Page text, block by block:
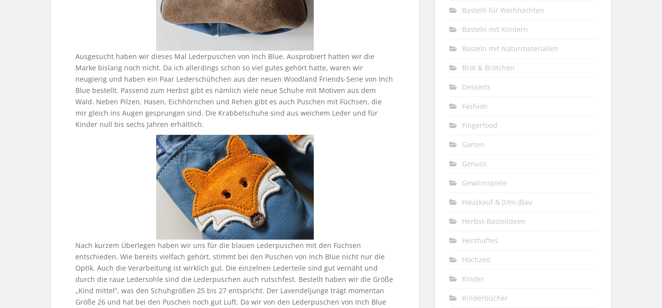
Ausgesucht haben wir dieses Mal Lederpuschen von Inch Blue. Ausprobiert hatten wir die
Marke bislang noch nicht. Da ich allerdings schon so viel gutes gehört hatte, waren wir
neugierig und haben ein Paar Lederschühchen aus der neuen Woodland Friends-Serie von Inch
Blue bestellt. Passend zum Herbst gibt es nämlich viele neue Schuhe mit Motiven aus dem
Wald. Neben Pilzen, Hasen, Eichhörnchen und Rehen gibt es auch Puschen mit Füchsen, die
mir gleich ins Augen gesprungen sind. Die Krabbelschuhe sind aus weichem Leder und für
Kinder null bis sechs Jahren erhältlich.
Nach kurzem Überlegen haben wir uns für die blauen Lederpuschen mit den Füchsen
entschieden. Wie bereits vielfach gehört, stimmt bei den Puschen von Inch Blue nicht nur die
Optik. Auch die Verarbeitung ist wirklich gut. Die einzelnen Lederteile sind gut vernäht und
durch die raue Ledersohle sind die Lederpuschen auch rutschfest. Bestellt haben wir die Größe
„Kind mittel“, was den Schuhgrößen 25 bis 27 entspricht. Der Lavendeljunge trägt momentan
Größe 26 und hat bei den Puschen noch gut Luft. Da wir von den Lederpuschen von Inch Blue
Basteln für Weihnachten
Basteln mit Kindern
Basteln mit Naturmaterialien
Brot & Brötchen
Desserts
Fashion
Fingerfood
Garten
Genuss
Gewinnspiele
Hauskauf & (Um-)Bau
Herbst-Bastelideen
Herzhaftes
Hochzeit
Kinder
Kinderbücher